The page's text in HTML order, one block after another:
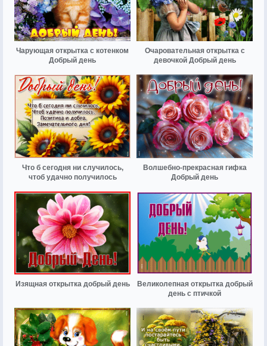
Чарующая открытка с котенком
Добрый день
Очаровательная открытка с
девочкой Добрый день
Что б сегодня ни случилось,
чтоб удачно получилось
Волшебно-прекрасная гифка
Добрый день
Изящная открытка добрый день
Великолепная открытка добрый
день с птичкой